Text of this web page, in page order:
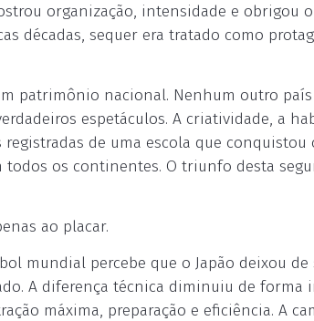
organização, intensidade e obrigou
décadas, sequer era tratado como
patrimônio nacional. Nenhum outro
espetáculos. A criatividade, a
de uma escola que conquistou
os continentes. O triunfo desta
ao placar.
mundial percebe que o Japão deixou
A diferença técnica diminuiu de forma
máxima, preparação e eficiência. A